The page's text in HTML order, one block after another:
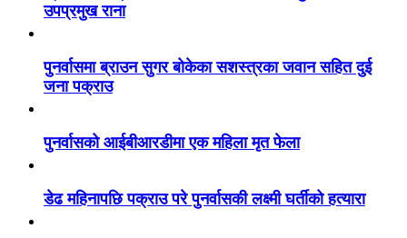
उपप्रमुख राना
पुनर्वासमा ब्राउन सुगर बोकेका सशस्त्रका जवान सहित दुई
जना पक्राउ
पुनर्वासको आईबीआरडीमा एक महिला मृत फेला
डेढ महिनापछि पक्राउ परे पुनर्वासकी लक्ष्मी घर्तीको हत्यारा